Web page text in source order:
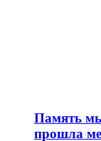
Память
прошла